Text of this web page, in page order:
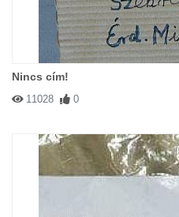
Nincs cím!
11028 0